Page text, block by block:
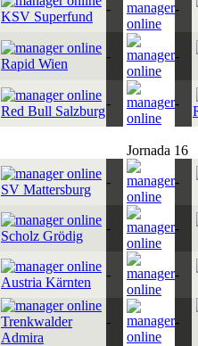
KSV Superfund
- -
Rapid Wien
- -
Red Bull Salzburg
- -
Jornada 16
SV Mattersburg
- -
Scholz Grödig
- -
Austria Kärnten
- -
Trenkwalder
Admira
- -